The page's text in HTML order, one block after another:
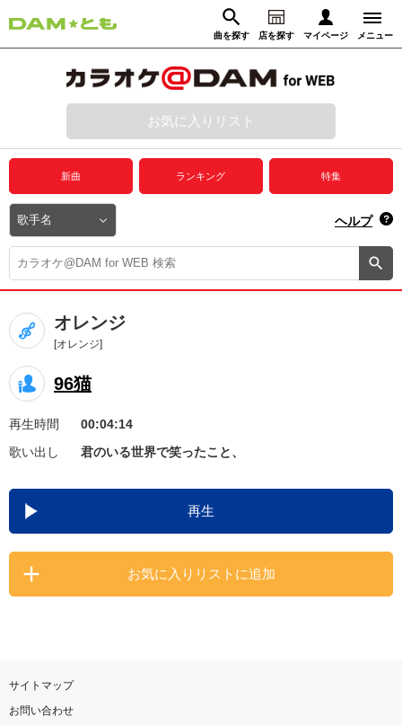
曲を探す 店を探す マイページ メニュー
動画からさがす 録音からさがす
ログイン
プレミアムサービス
DAM★とも動画
DAM★とも録音
カラオケ＠DAM
ユーザー検索
キャンペーン
お知らせ よくあるご質問
DAMの新曲・ランキングなど
カラオケ最新情報をチェック！
お気に入りリスト
新曲 ランキング 特集
ヘルプ
オレンジ
[オレンジ]
96猫
再生時間
00:04:14
歌い出し
君のいる世界で笑ったこと、
再生
お気に入りリストに追加
サイトマップ
お問い合わせ